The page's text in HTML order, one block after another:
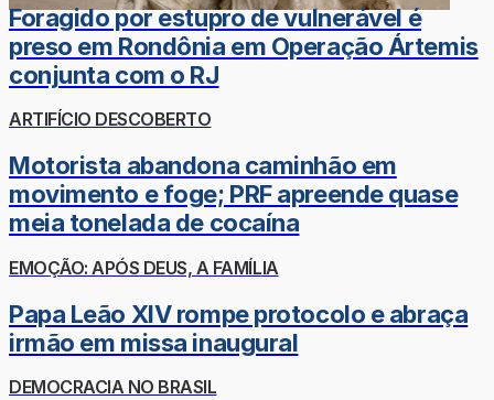
Foragido por estupro de vulnerável é
preso em Rondônia em Operação Ártemis
conjunta com o RJ
ARTIFÍCIO DESCOBERTO
Motorista abandona caminhão em
movimento e foge; PRF apreende quase
meia tonelada de cocaína
EMOÇÃO: APÓS DEUS, A FAMÍLIA
Papa Leão XIV rompe protocolo e abraça
irmão em missa inaugural
DEMOCRACIA NO BRASIL